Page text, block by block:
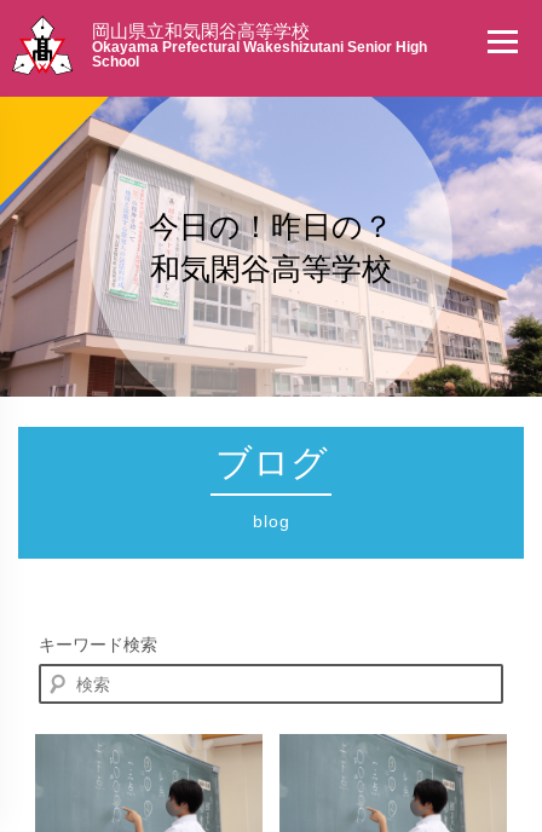
岡山県立和気閑谷高等学校
Okayama Prefectural Wakeshizutani Senior High
School
今日の！昨日の？
和気閑谷高等学校
ブログ
blog
キーワード検索